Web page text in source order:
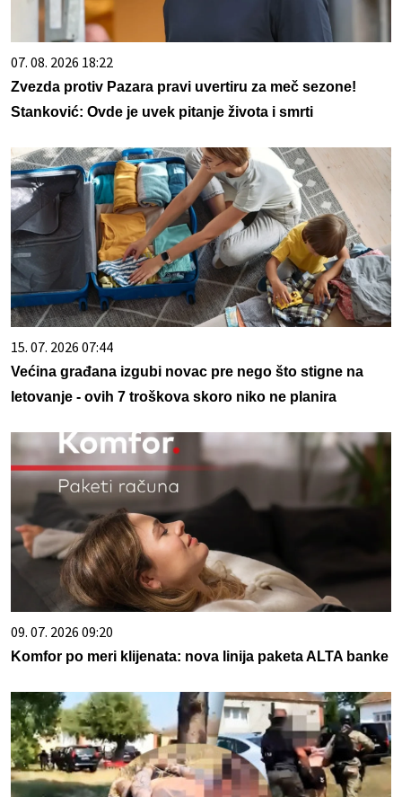
07. 08. 2026 18:22
Zvezda protiv Pazara pravi uvertiru za meč sezone!
Stanković: Ovde je uvek pitanje života i smrti
15. 07. 2026 07:44
Većina građana izgubi novac pre nego što stigne na
letovanje - ovih 7 troškova skoro niko ne planira
09. 07. 2026 09:20
Komfor po meri klijenata: nova linija paketa ALTA banke